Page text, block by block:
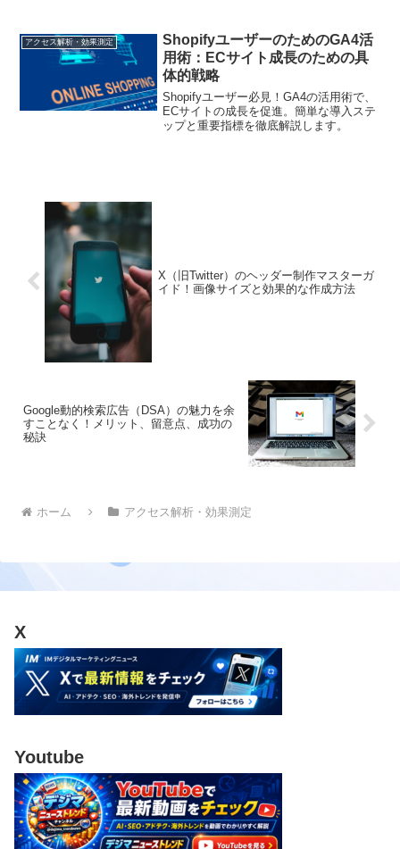
点を当てます。パラメータの使い方を理
解し、正確なデータ解析に導くために必
要なスキルを身につけましょう。
アクセス解析・効果測定
ShopifyユーザーのためのGA4活
用術：ECサイト成長のための具
体的戦略
Shopifyユーザー必見！GA4の活用術で、
ECサイトの成長を促進。簡単な導入ステ
ップと重要指標を徹底解説します。
X（旧Twitter）のヘッダー制作マスターガ
イド！画像サイズと効果的な作成方法
Google動的検索広告（DSA）の魅力を余
すことなく！メリット、留意点、成功の
秘訣
ホーム アクセス解析・効果測定
X
Youtube